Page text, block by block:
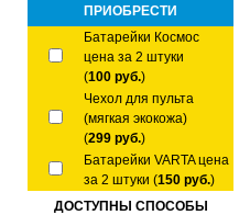
ПРИОБРЕСТИ
Батарейки Космос
цена за 2 штуки
(100 руб.)
Чехол для пульта
(мягкая экокожа)
(299 руб.)
Батарейки VARTA цена
за 2 штуки (150 руб.)
ДОСТУПНЫ СПОСОБЫ